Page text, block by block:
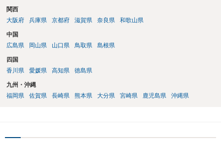
関西
大阪府
兵庫県 京都府 滋賀県 奈良県 和歌山県
中国
広島県
岡山県 山口県 鳥取県 島根県
四国
香川県
愛媛県 高知県 徳島県
九州・沖縄
福岡県
佐賀県 長崎県 熊本県 大分県 宮崎県 鹿児島県 沖縄県